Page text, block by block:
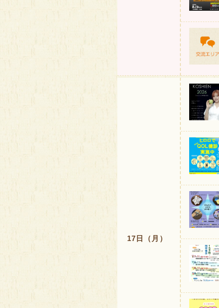
17日（月）